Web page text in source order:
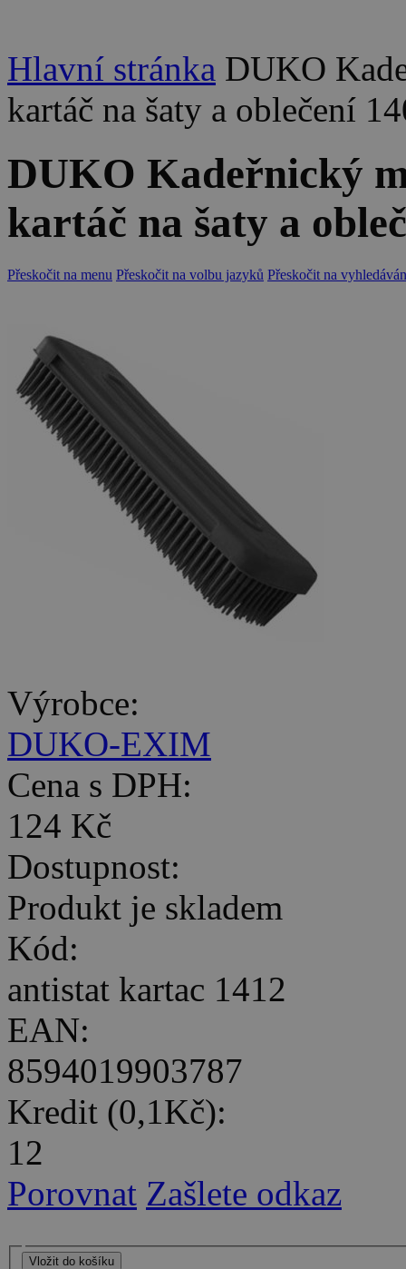
Hlavní stránka DUKO
kartáč na šaty a oblečení
DUKO Kadeřnický
kartáč na šaty a
Přeskočit na menu Přeskočit na volbu jazyků Přeskočit na
Výrobce:
DUKO-EXIM
Cena s DPH:
124 Kč
Dostupnost:
Produkt je skladem
Kód:
antistat kartac 1412
EAN:
8594019903787
Kredit (0,1Kč):
12
Porovnat Zašlete odkaz